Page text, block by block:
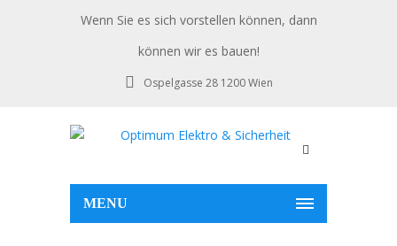
Wenn Sie es sich vorstellen können, dann
können wir es bauen!
Ospelgasse 28 1200 Wien
MENU